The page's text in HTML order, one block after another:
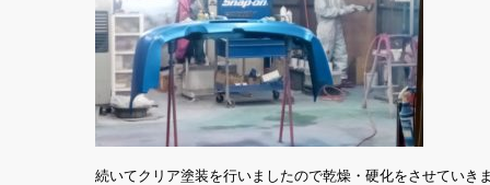
続いてクリア塗装を行いましたので乾燥・硬化をさせていき